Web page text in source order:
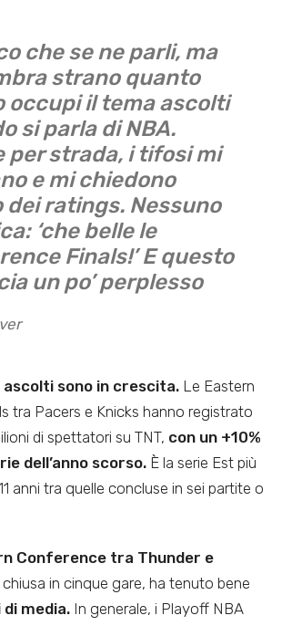
che se ne parli, ma
strano quanto
occupi il tema ascolti
si parla di NBA.
per strada, i tifosi mi
e mi chiedono
dei ratings. Nessuno
‘che belle le
Finals!’ E questo
un po’ perplesso
ascolti sono in crescita. Le Eastern
tra Pacers e Knicks hanno registrato
di spettatori su TNT, con un +10%
dell’anno scorso. È la serie Est più
anni tra quelle concluse in sei partite o
Conference tra Thunder e
chiusa in cinque gare, ha tenuto bene
di media. In generale, i Playoff NBA